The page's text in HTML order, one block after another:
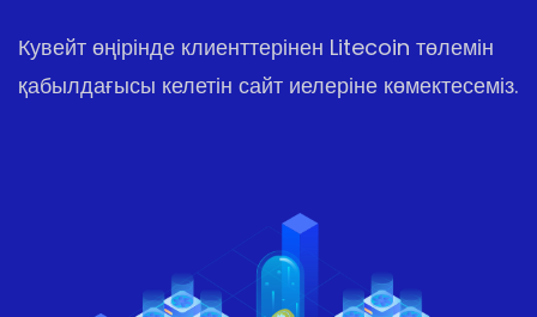
Кувейт өңірінде клиенттерінен Litecoin төлемін
қабылдағысы келетін сайт иелеріне көмектесеміз.